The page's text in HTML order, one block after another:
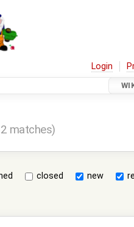
Login
matches)
closed new